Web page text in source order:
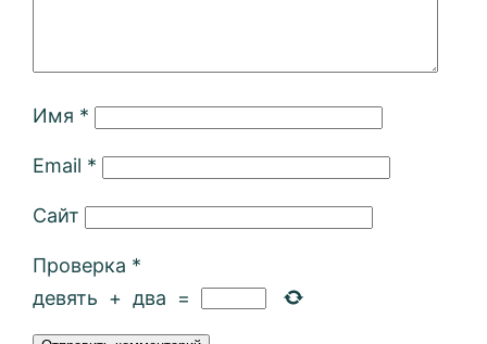
Имя *
Email *
Сайт
Проверка *
девять + два =